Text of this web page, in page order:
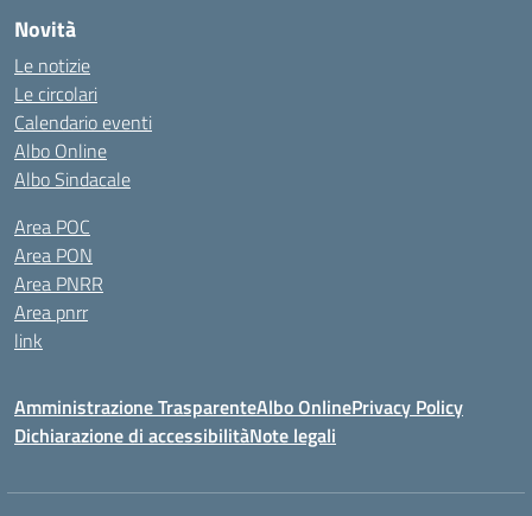
Novità
Le notizie
Le circolari
Calendario eventi
Albo Online
Albo Sindacale
Area POC
Area PON
Area PNRR
Area pnrr
link
Amministrazione TrasparenteAlbo OnlinePrivacy Policy
Dichiarazione di accessibilitàNote legali